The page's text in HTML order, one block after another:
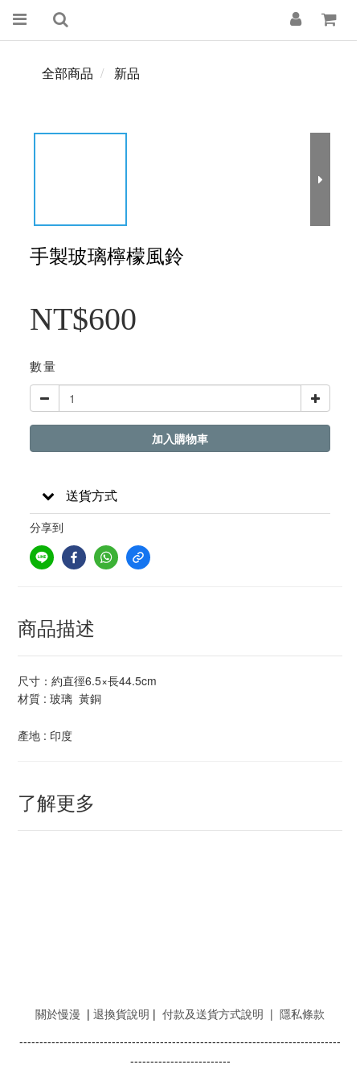
全部商品 新品
手製玻璃檸檬風鈴
NT$600
數量
加入購物車
送貨方式
分享到
商品描述
尺寸：約直徑6.5×長44.5cm
材質 : 玻璃 黃銅
產地 : 印度
了解更多
關於慢漫 | 退換貨說明 | 付款及送貨方式說明 | 隱私條款
--------------------------------------------------------------------------------
-------------------------